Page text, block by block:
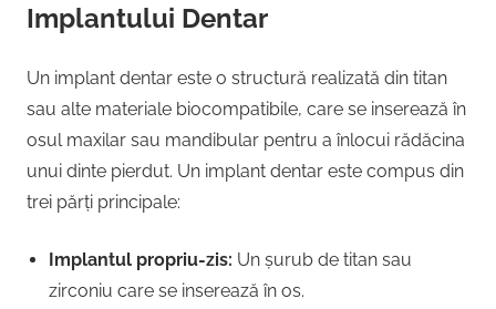
Implantului Dentar
Un implant dentar este o structură realizată din titan
sau alte materiale biocompatibile, care se inserează în
osul maxilar sau mandibular pentru a înlocui rădăcina
unui dinte pierdut. Un implant dentar este compus din
trei părți principale:
Implantul propriu-zis: Un șurub de titan sau
zirconiu care se inserează în os.